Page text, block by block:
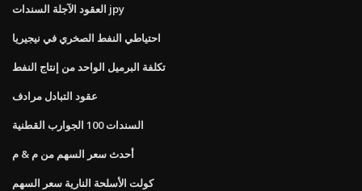
العقود الآجلة السندات jpy
احتياطي النفط الصخري في نيجيريا
تكلفة البرميل الواحد من إنتاج النفط
عقود التبادل مرادف
السندات 100 الجوارب القطنية
أحدث سعر السهم من م & م
كولت الأسلحة النارية سعر السهم